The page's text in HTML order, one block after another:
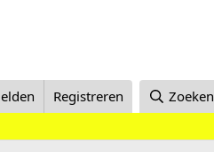
Registreren Zoeken